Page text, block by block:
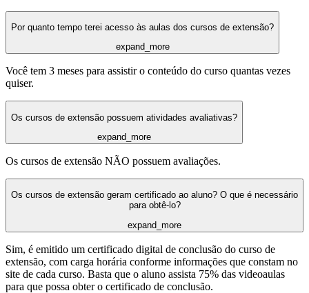
Por quanto tempo terei acesso às aulas dos cursos de extensão?
expand_more
Você tem 3 meses para assistir o conteúdo do curso quantas vezes
quiser.
Os cursos de extensão possuem atividades avaliativas?
expand_more
Os cursos de extensão NÃO possuem avaliações.
Os cursos de extensão geram certificado ao aluno? O que é necessário
para obtê-lo?
expand_more
Sim, é emitido um certificado digital de conclusão do curso de
extensão, com carga horária conforme informações que constam no
site de cada curso. Basta que o aluno assista 75% das videoaulas
para que possa obter o certificado de conclusão.